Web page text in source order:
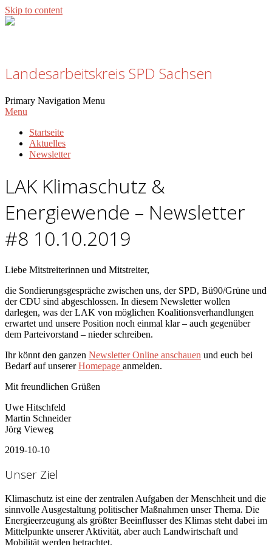
Skip to content
Landesarbeitskreis SPD Sachsen
Primary Navigation Menu
Menu
Startseite
Aktuelles
Newsletter
LAK Klimaschutz &
Energiewende – Newsletter
#8 10.10.2019
Liebe Mitstreiterinnen und Mitstreiter,
die Sondierungsgespräche zwischen uns, der SPD, Bü90/Grüne und
der CDU sind abgeschlossen. In diesem Newsletter wollen
darlegen, was der LAK von möglichen Koalitionsverhandlungen
erwartet und unsere Position noch einmal klar – auch gegenüber
dem Parteivorstand – nieder schreiben.
Ihr könnt den ganzen Newsletter Online anschauen und euch bei
Bedarf auf unsererHomepage anmelden.
Mit freundlichen Grüßen
Uwe Hitschfeld
Martin Schneider
Jörg Vieweg
2019-10-10
Unser Ziel
Klimaschutz ist eine der zentralen Aufgaben der Menschheit und die
sinnvolle Ausgestaltung politischer Maßnahmen unser Thema. Die
Energieerzeugung als größter Beeinflusser des Klimas steht dabei im
Mittelpunkte unserer Aktivität, aber auch Landwirtschaft und
Mobilität werden betrachtet.